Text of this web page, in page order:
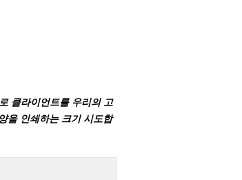
클라이언트를 우리의 고
을 인쇄하는 크기 시도합